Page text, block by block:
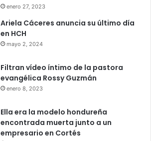
enero 27, 2023
Ariela Cáceres anuncia su último día
en HCH
mayo 2, 2024
Filtran vídeo íntimo de la pastora
evangélica Rossy Guzmán
enero 8, 2023
Ella era la modelo hondureña
encontrada muerta junto a un
empresario en Cortés